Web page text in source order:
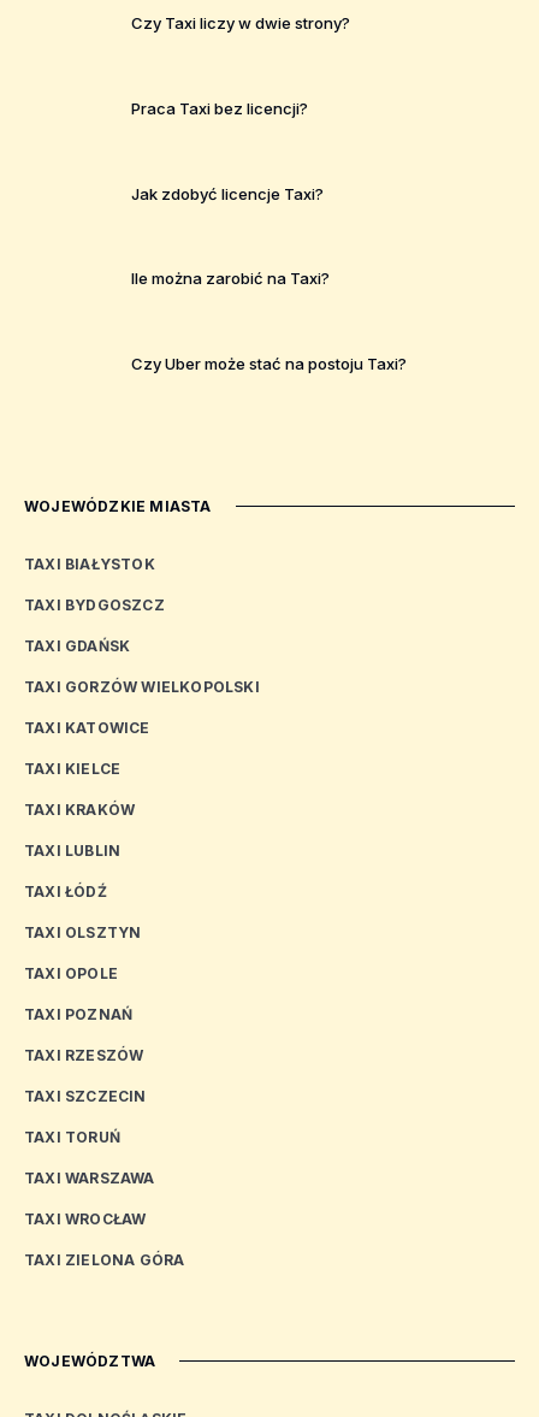
Czy Taxi liczy w dwie strony?
Praca Taxi bez licencji?
Jak zdobyć licencje Taxi?
Ile można zarobić na Taxi?
Czy Uber może stać na postoju Taxi?
WOJEWÓDZKIE MIASTA
TAXI BIAŁYSTOK
TAXI BYDGOSZCZ
TAXI GDAŃSK
TAXI GORZÓW WIELKOPOLSKI
TAXI KATOWICE
TAXI KIELCE
TAXI KRAKÓW
TAXI LUBLIN
TAXI ŁÓDŹ
TAXI OLSZTYN
TAXI OPOLE
TAXI POZNAŃ
TAXI RZESZÓW
TAXI SZCZECIN
TAXI TORUŃ
TAXI WARSZAWA
TAXI WROCŁAW
TAXI ZIELONA GÓRA
WOJEWÓDZTWA